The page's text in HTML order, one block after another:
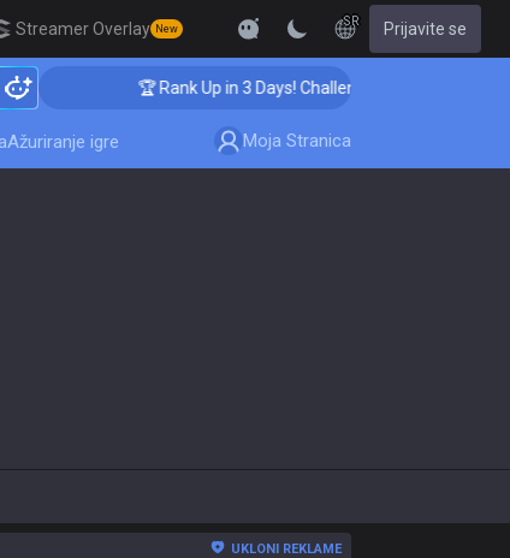
Streamer Overlay New
SR Prijavite se
🏆 Rank Up in 3 Days! Challenger Coaching
Ažuriranje igre Moja Stranica
UKLONI REKLAME